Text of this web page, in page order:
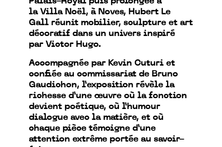
la Villa Noël, à Noves, Hubert Le
Gall réunit mobilier, sculpture et art
décoratif dans un univers inspiré
par Victor Hugo.
Accompagnée par Kevin Cuturi et
confiée au commissariat de Bruno
Gaudichon, l’exposition révèle la
richesse d’une œuvre où la fonction
devient poétique, où l’humour
dialogue avec la matière, et où
chaque pièce témoigne d’une
attention extrême portée au savoir-